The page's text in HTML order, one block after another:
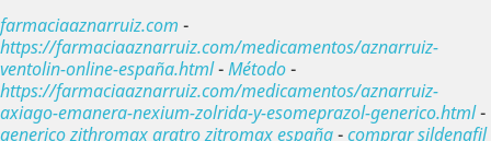
farmaciaaznarruiz.com -
https://farmaciaaznarruiz.com/medicamentos/aznarruiz-
ventolin-online-españa.html-Método-
https://farmaciaaznarruiz.com/medicamentos/aznarruiz-
axiago-emanera-nexium-zolrida-y-esomeprazol-generico.html-
generico zithromax aratro zitromax españa-comprar sildenafil